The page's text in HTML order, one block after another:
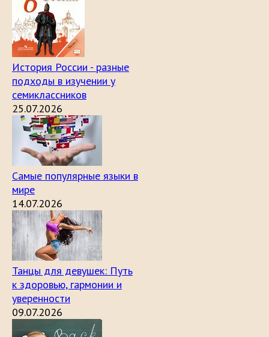
История России - разные
подходы в изучении у
семиклассников
25.07.2026
Самые популярные языки в
мире
14.07.2026
Танцы для девушек: Путь
к здоровью, гармонии и
уверенности
09.07.2026